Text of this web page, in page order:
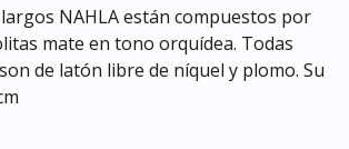
NAHLA están compuestos por
mate en tono orquídea. Todas
de latón libre de níquel y plomo. Su